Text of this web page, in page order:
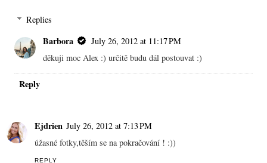
Replies
Barbora
July 26, 2012 at 11:17 PM
děkuji moc Alex :) určitě budu dál postouvat :)
Reply
Ejdrien July 26, 2012 at 7:13 PM
úžasné fotky,těším se na pokračování ! :))
REPLY